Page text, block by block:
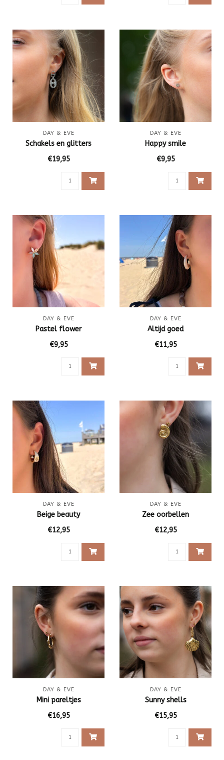
DAY & EVE
Schakels en glitters
€19,95
DAY & EVE
Happy smile
€9,95
DAY & EVE
Pastel flower
€9,95
DAY & EVE
Altijd goed
€11,95
DAY & EVE
Beige beauty
€12,95
DAY & EVE
Zee oorbellen
€12,95
DAY & EVE
Mini pareltjes
€16,95
DAY & EVE
Sunny shells
€15,95